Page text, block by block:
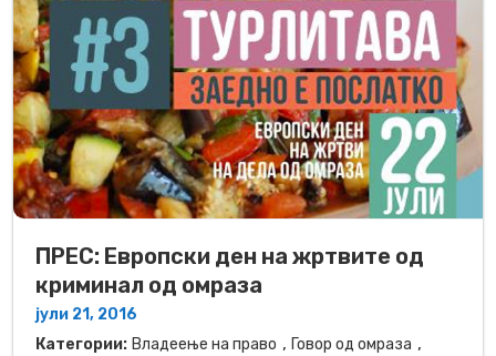
ПРЕС: Европски ден на жртвите од
криминал од омраза
јули 21, 2016
Категории: Владеење на право , Говор од омраза ,